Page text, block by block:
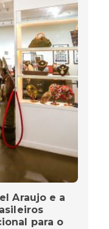
Araujo e a
para o